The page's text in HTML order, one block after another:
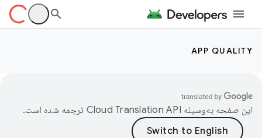
APP QUALITY
این صفحه به‌وسیله ترجمه شده است.